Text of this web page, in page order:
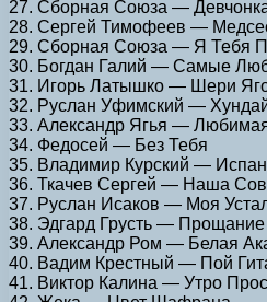
27. Сборная Союза —
28. Сергей Тимофеев —
29. Сборная Союза — Я Тебя
30. Богдан Галий — Самые
31. Игорь Латышко — Шери
32. Руслан Уфимский —
33. Александр Ягья —
34. Федосей — Без Тебя
35. Владимир Курский —
36. Ткачев Сергей — Наша
37. Руслан Исаков — Моя
38. Эдгард Грусть —
39. Александр Ром — Белая
40. Вадим Крестный — Пой
41. Виктор Калина — Утро